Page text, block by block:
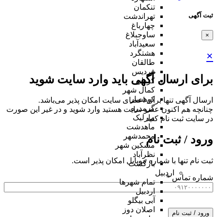
ثبت آگهی
×
×
برای ارسال آگهی باید وارد سایت شوید
ارسال آگهی تنها برای اعضای سایت امکان پذیر می‌باشد.
چنانچه هم‌ اکنون عضو سایت هستید وارد شوید و در غیر این صورت
در سایت ثبت نام کنید
ورود / ثبت نام
ثبت نام تنها با شماره موبایل امکان پذیر است.
شماره تماس*
ورود / ثبت نام
تنکمان
تهراندشت
چهارباغ
ساوجبلاغ
سعیدآباد
هشتگرد
طالقان
فردیس
کردان
کمال شهر
کوهسار
گرمدره
مارلیک
ماهدشت
محمدشهر
مشکین شهر
نظرآباد
بازگشت
اردبیل
تمام شهر‌ها
اردبیل
آبی بیگلو
اصلان دوز